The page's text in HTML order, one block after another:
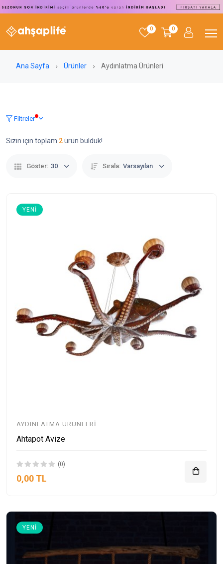
0 0
Ana Sayfa Ürünler Aydınlatma Ürünleri
Filtreler
Sizin için toplam 2ürün bulduk!
Göster: 30 Sırala: Varsayılan
YENI
AYDINLATMA ÜRÜNLERI
Ahtapot Avize
(0)
0,00 TL
YENI